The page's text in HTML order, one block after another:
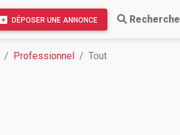
DÉPOSER UNE ANNONCE
Professionnel Tout